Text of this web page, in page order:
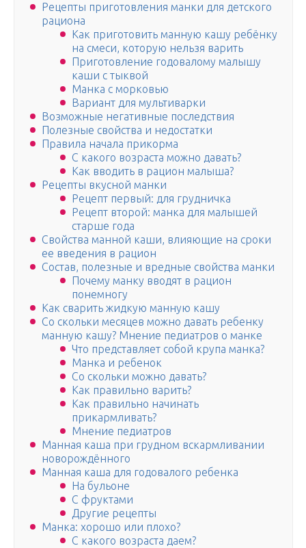
Рецепты приготовления манки для детского
рациона
Как приготовить манную кашу ребёнку
на смеси, которую нельзя варить
Приготовление годовалому малышу
каши с тыквой
Манка с морковью
Вариант для мультиварки
Возможные негативные последствия
Полезные свойства и недостатки
Правила начала прикорма
С какого возраста можно давать?
Как вводить в рацион малыша?
Рецепты вкусной манки
Рецепт первый: для грудничка
Рецепт второй: манка для малышей
старше года
Свойства манной каши, влияющие на сроки
ее введения в рацион
Состав, полезные и вредные свойства манки
Почему манку вводят в рацион
понемногу
Как сварить жидкую манную кашу
Со скольки месяцев можно давать ребенку
манную кашу? Мнение педиатров о манке
Что представляет собой крупа манка?
Манка и ребенок
Со скольки можно давать?
Как правильно варить?
Как правильно начинать
прикармливать?
Мнение педиатров
Манная каша при грудном вскармливании
новорождённого
Манная каша для годовалого ребенка
На бульоне
С фруктами
Другие рецепты
Манка: хорошо или плохо?
С какого возраста даем?